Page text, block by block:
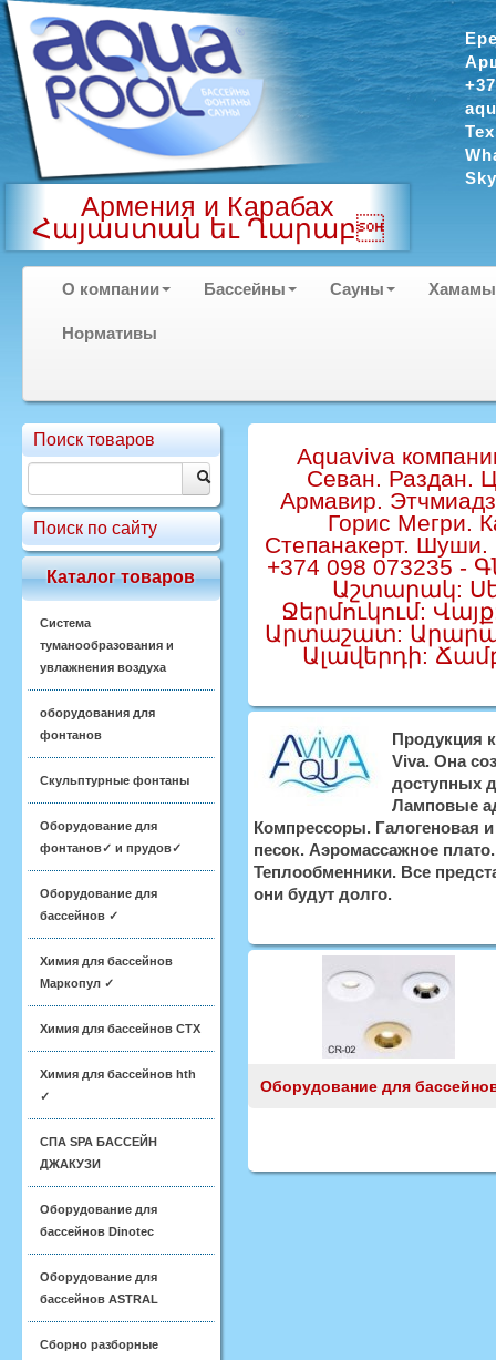
Армения и Карабах
Հայաստան եւ Ղարաբ
О компании Бассейны Сауны Хамамы
Нормативы
Поиск товаров
Поиск по сайту
Каталог товаров
Система
туманообразования и
увлажнения воздуха
оборудования для
фонтанов
Скульптурные фонтаны
Оборудование для
фонтанов✓ и прудов✓
Оборудование для
бассейнов ✓
Химия для бассейнов
Маркопул ✓
Химия для бассейнов CTX
Химия для бассейнов hth
✓
СПА SPA БАССЕЙН
ДЖАКУЗИ
Оборудование для
бассейнов Dinotec
Оборудование для
бассейнов ASTRAL
Сборно разборные
Aquaviva
Севан. Раздан.
Армавир.
Горис Мегри.
Степанакерт. Шуши.
+374 098 073235 -
Աշտարակ:
Ջերմուկում:
Արտաշատ:
Ալավերդի:
Продукция
Viva. Она
доступных
Ламповые
Компрессоры. Галогеновая
песок. Аэромассажное
Теплообменники. Все
они будут долго.
Оборудование для